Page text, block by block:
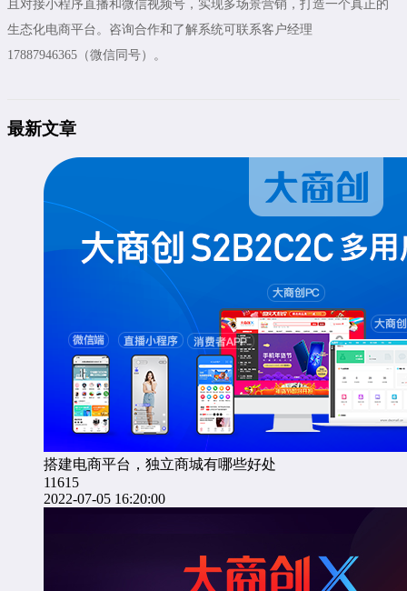
且对接小程序直播和微信视频号，实现多场景营销，打造一个真正的
生态化电商平台。咨询合作和了解系统可联系客户经理
17887946365（微信同号）。
最新文章
搭建电商平台，独立商城有哪些好处
11615
2022-07-05 16:20:00